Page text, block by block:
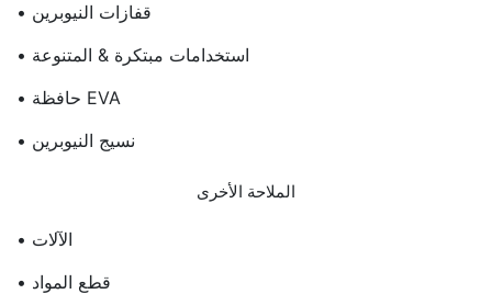
• قفازات النيوبرين
• استخدامات مبتكرة & المتنوعة
• حافظة EVA
• نسيج النيوبرين
الملاحة الأخرى
• الآلات
• قطع المواد